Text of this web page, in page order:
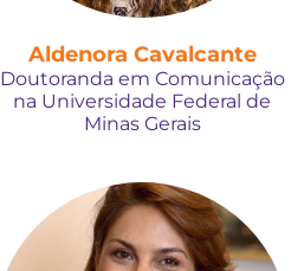
Aldenora Cavalcante
Doutoranda em Comunicação
na Universidade Federal de
Minas Gerais